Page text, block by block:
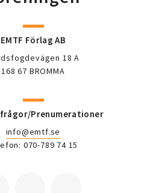
EMTF Förlag AB
18 A
168 67 BROMMA
Prenumerationer
info@emtf.se
070-789 74 15